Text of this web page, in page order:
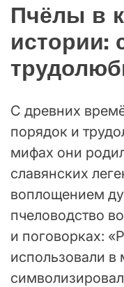
Пчёлы в
истории:
С древних
порядок и
мифах они
славянских
воплощением
пчеловодство
и поговорках:
использовали в